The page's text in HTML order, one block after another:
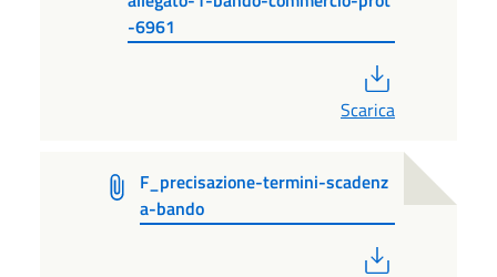
-6961
Scarica
F_precisazione-termini-scadenz
a-bando